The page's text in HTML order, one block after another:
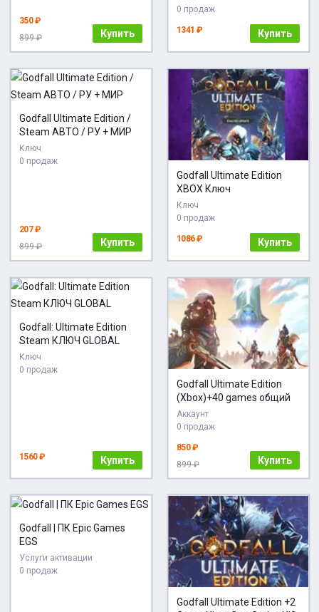
350 ₽
899 ₽
Купить
Америки) КЛЮЧ STEAM
0 продаж
1341 ₽ Купить
Godfall Ultimate Edition /
Steam АВТО / РУ + МИР
Ключ
0 продаж
207 ₽
899 ₽
Купить
Godfall Ultimate Edition
XBOX Ключ
Ключ
0 продаж
1086 ₽ Купить
Godfall: Ultimate Edition
Steam КЛЮЧ GLOBAL
Ключ
0 продаж
1560 ₽ Купить
Godfall Ultimate Edition
(Xbox)+40 games общий
Аккаунт
0 продаж
850 ₽
899 ₽
Купить
Godfall | ПК Epic Games
EGS
Услуги активации
0 продаж
Godfall Ultimate Edition +2